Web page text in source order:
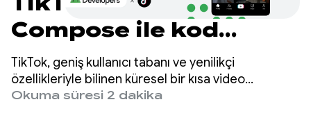
Compose ile kod
boyutunu% 58
oranında küçülttü ve
TikTok, geniş kullanıcı tabanı ve yenilikçi
özellikleriyle bilinen küresel bir kısa video
platformudur.
Okuma süresi 2 dakika